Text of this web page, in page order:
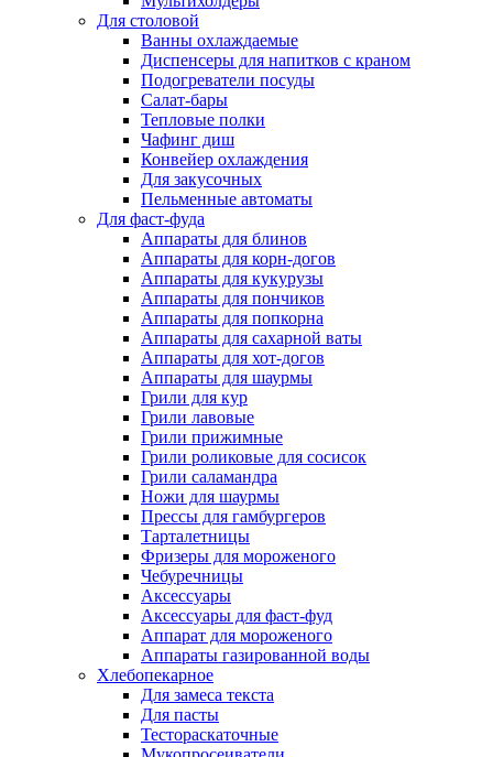
Для столовой
Ванны охлаждаемые
Диспенсеры для напитков с краном
Подогреватели посуды
Салат-бары
Тепловые полки
Чафинг диш
Конвейер охлаждения
Для закусочных
Пельменные автоматы
Для фаст-фуда
Аппараты для блинов
Аппараты для корн-догов
Аппараты для кукурузы
Аппараты для пончиков
Аппараты для попкорна
Аппараты для сахарной ваты
Аппараты для хот-догов
Аппараты для шаурмы
Грили для кур
Грили лавовые
Грили прижимные
Грили роликовые для сосисок
Грили саламандра
Ножи для шаурмы
Прессы для гамбургеров
Тарталетницы
Фризеры для мороженого
Чебуречницы
Аксессуары
Аксессуары для фаст-фуд
Аппарат для мороженого
Аппараты газированной воды
Хлебопекарное
Для замеса текста
Для пасты
Тестораскаточные